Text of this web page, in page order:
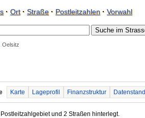
· Ort· Straße· Postleitzahlen· Vorwahl
Oelsitz
Karte Lageprofil Finanzstruktur Datenstand
und 2 Straßen hinterlegt.